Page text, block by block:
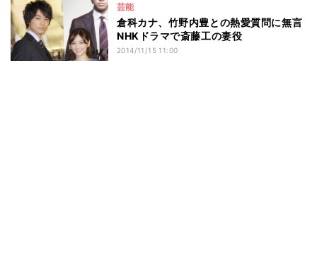
芸能
倉科カナ、竹野内豊との熱愛質問に無言
NHKドラマで斎藤工の妻役
2014/11/15 11:00